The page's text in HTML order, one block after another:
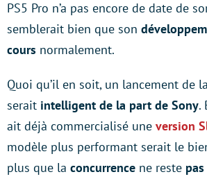
PS5 Pro n’a pas encore de date de
semblerait bien que son
cours normalement.
Quoi qu’il en soit, un lancement de
serait intelligent de la part de Sony.
ait déjà commercialisé une version
modèle plus performant serait le
plus que la concurrence ne reste